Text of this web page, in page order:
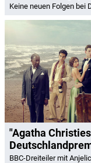
Keine neuen Folgen bei
"Agatha
BBC-Dreiteiler mit